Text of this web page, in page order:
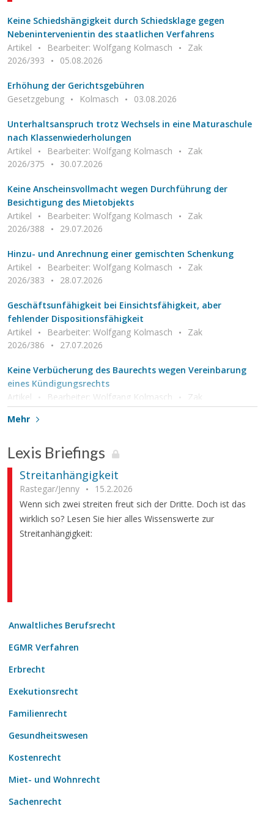
Keine Schiedshängigkeit durch Schiedsklage gegen
Nebenintervenientin des staatlichen Verfahrens
Artikel
Bearbeiter: Wolfgang Kolmasch
Zak
2026/393
05.08.2026
Erhöhung der Gerichtsgebühren
Gesetzgebung
Kolmasch 03.08.2026
Unterhaltsanspruch trotz Wechsels in eine Maturaschule
nach Klassenwiederholungen
Artikel
Bearbeiter: Wolfgang Kolmasch
Zak
2026/375
30.07.2026
Keine Anscheinsvollmacht wegen Durchführung der
Besichtigung des Mietobjekts
Artikel
Bearbeiter: Wolfgang Kolmasch
Zak
2026/388
29.07.2026
Hinzu- und Anrechnung einer gemischten Schenkung
Artikel
Bearbeiter: Wolfgang Kolmasch
Zak
2026/383
28.07.2026
Geschäftsunfähigkeit bei Einsichtsfähigkeit, aber
fehlender Dispositionsfähigkeit
Artikel
Bearbeiter: Wolfgang Kolmasch
Zak
2026/386
27.07.2026
Keine Verbücherung des Baurechts wegen Vereinbarung
eines Kündigungsrechts
Artikel
Bearbeiter: Wolfgang Kolmasch
Zak
2026/379
24.07.2026
Mehr
Lexis Briefings
Streitanhängigkeit
Rastegar/Jenny
15.2.2026
Wenn sich zwei streiten freut sich der Dritte. Doch ist das
wirklich so? Lesen Sie hier alles Wissenswerte zur
Streitanhängigkeit:
Anwaltliches Berufsrecht
EGMR Verfahren
Erbrecht
Exekutionsrecht
Familienrecht
Gesundheitswesen
Kostenrecht
Miet- und Wohnrecht
Sachenrecht